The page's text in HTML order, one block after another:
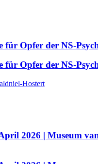
für Opfer der NS-
für Opfer der NS-
Hostert
2026 | Museum